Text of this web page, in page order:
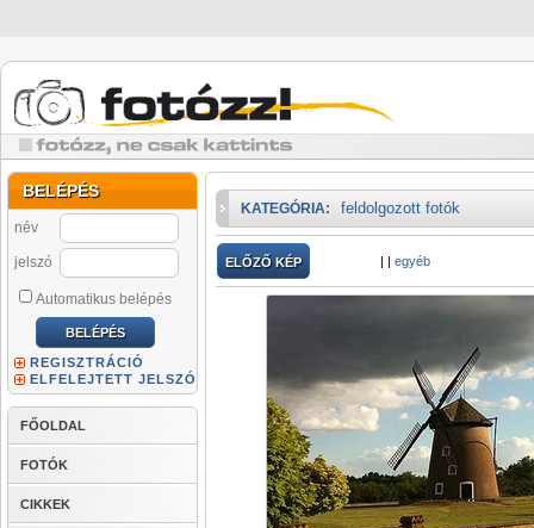
BELÉPÉS
név
jelszó
Automatikus belépés
REGISZTRÁCIÓ
ELFELEJTETT JELSZÓ
FŐOLDAL
FOTÓK
CIKKEK
KATEGÓRIA: feldolgozott fotók
ELŐZŐ KÉP | | egyéb